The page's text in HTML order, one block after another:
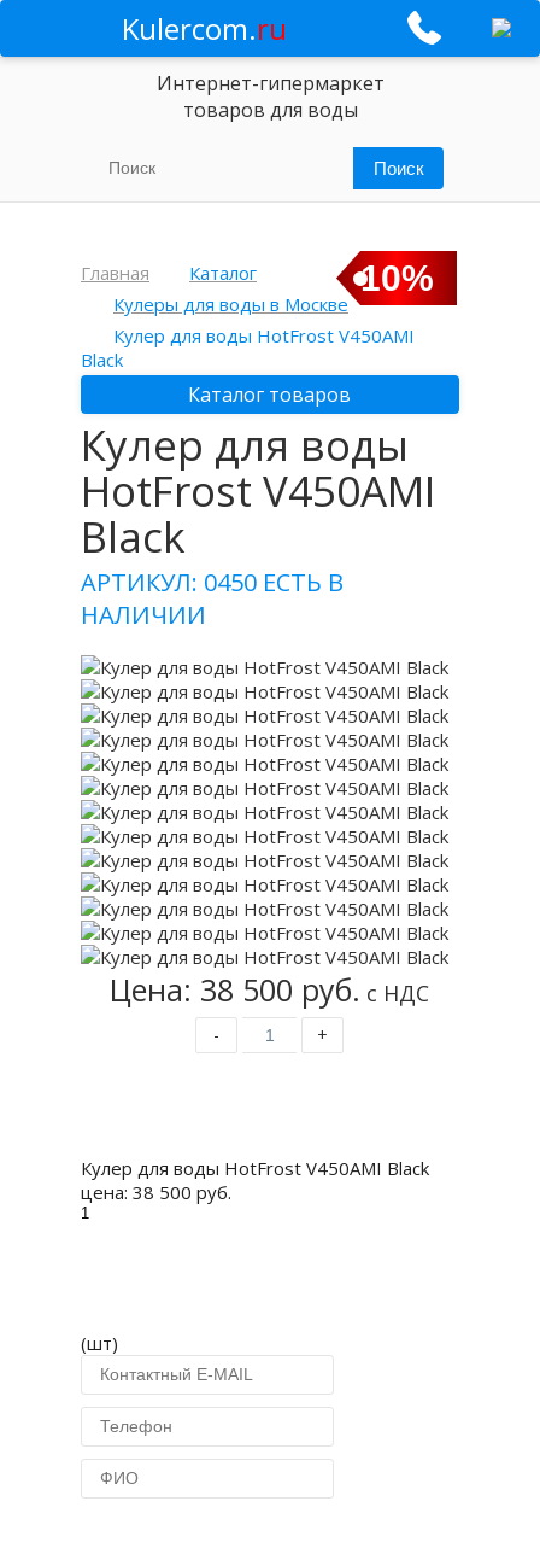
Kulercom.ru
Интернет-гипермаркет
товаров для воды
Главная
Каталог
Кулеры для воды в Москве
Кулер для воды HotFrost V450AMI
Black
Каталог товаров
Кулер для воды
HotFrost V450AMI
Black
АРТИКУЛ: 0450 ЕСТЬ В
НАЛИЧИИ
10%
Цена: 38 500 руб. с НДС
- +
Кулер для воды HotFrost V450AMI Black
цена:38 500 руб.
(шт)